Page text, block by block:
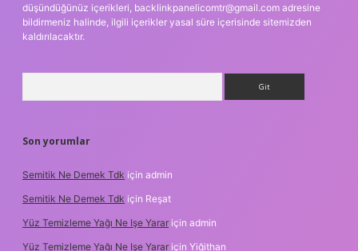
düşündüğünüz içerikleri, backlinkpanelicomtr@gmail.com adresine
bildirmeniz halinde, ilgili içerikler yasal süre içerisinde sitemizden
kaldırılacaktır.
Son yorumlar
Semitik Ne Demek Tdk için admin
Semitik Ne Demek Tdk için Reşat
Yüz Temizleme Yağı Ne Işe Yarar için admin
Yüz Temizleme Yağı Ne Işe Yarar için Yiğithan